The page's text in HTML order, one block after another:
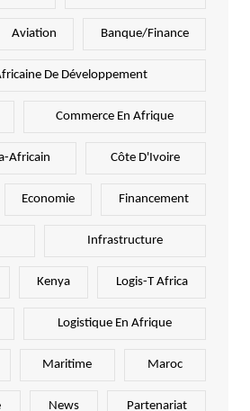
Aviation Banque/Finance
De Développement
Commerce En Afrique
Africain Côte D'Ivoire
Economie Financement
Infrastructure
Kenya Logis-T Africa
Logistique En Afrique
Maritime Maroc
News Partenariat